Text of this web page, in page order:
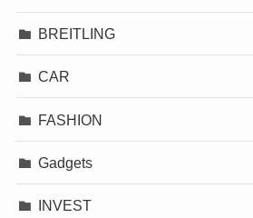
BREITLING
CAR
FASHION
Gadgets
INVEST